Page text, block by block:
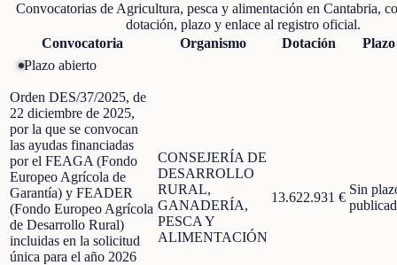
Convocatorias de Agricultura, pesca y alimentación en Cantabria,
dotación, plazo y enlace al registro oficial.
Convocatoria
Organismo Dotación
Plazo
Plazo abierto
Orden DES/37/2025, de
22 diciembre de 2025,
por la que se convocan
las ayudas financiadas
por el FEAGA (Fondo
Europeo Agrícola de
Garantía) y FEADER
(Fondo Europeo Agrícola
de Desarrollo Rural)
incluidas en la solicitud
única para el año 2026
CONSEJERÍA DE
DESARROLLO
RURAL,
GANADERÍA,
PESCA Y
ALIMENTACIÓN
13.622.931 €
Sin